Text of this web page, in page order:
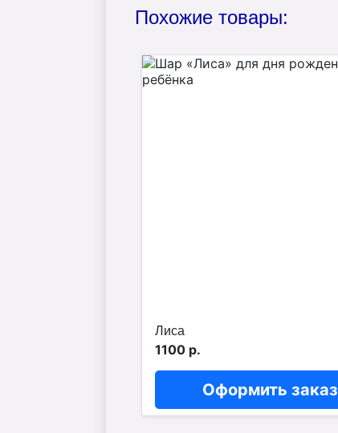
Похожие товары:
Лиса
1100 р.
Оформить заказ